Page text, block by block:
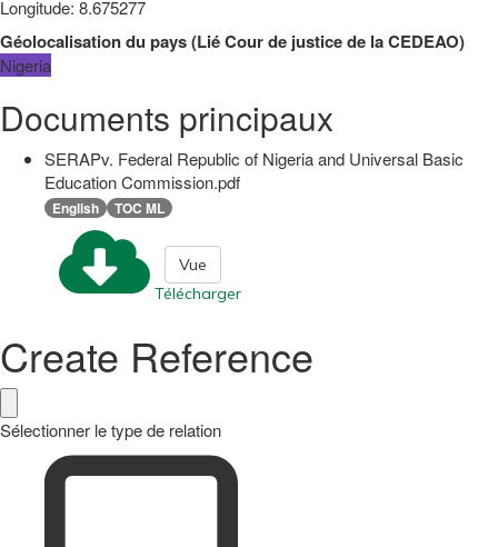
Longitude: 8.675277
Géolocalisation du pays(LiéCour de justice de la CEDEAO)
Nigeria
Documents principaux
SERAPv. Federal Republic of Nigeria and Universal Basic
Education Commission.pdf
English TOC ML
Télécharger
Vue
Create Reference
Sélectionner le type de relation